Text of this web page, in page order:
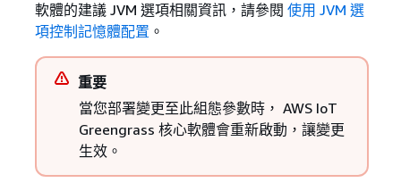
軟體的建議 JVM 選項相關資訊，請參閱 使用 JVM 選
項控制記憶體配置 。
重要
當您部署變更至此組態參數時， AWS IoT
Greengrass 核心軟體會重新啟動，讓變更
生效。